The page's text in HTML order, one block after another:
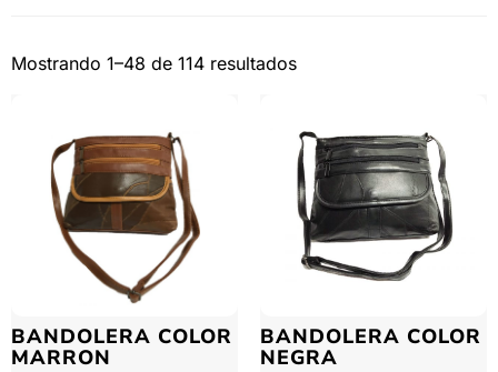
Mostrando 1–48 de 114 resultados
BANDOLERA COLOR
MARRON
BANDOLERA COLOR
NEGRA